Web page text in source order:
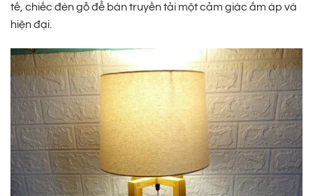
tế, chiếc đèn gỗ để bàn truyền tải một cảm giác ấm áp và
hiện đại.